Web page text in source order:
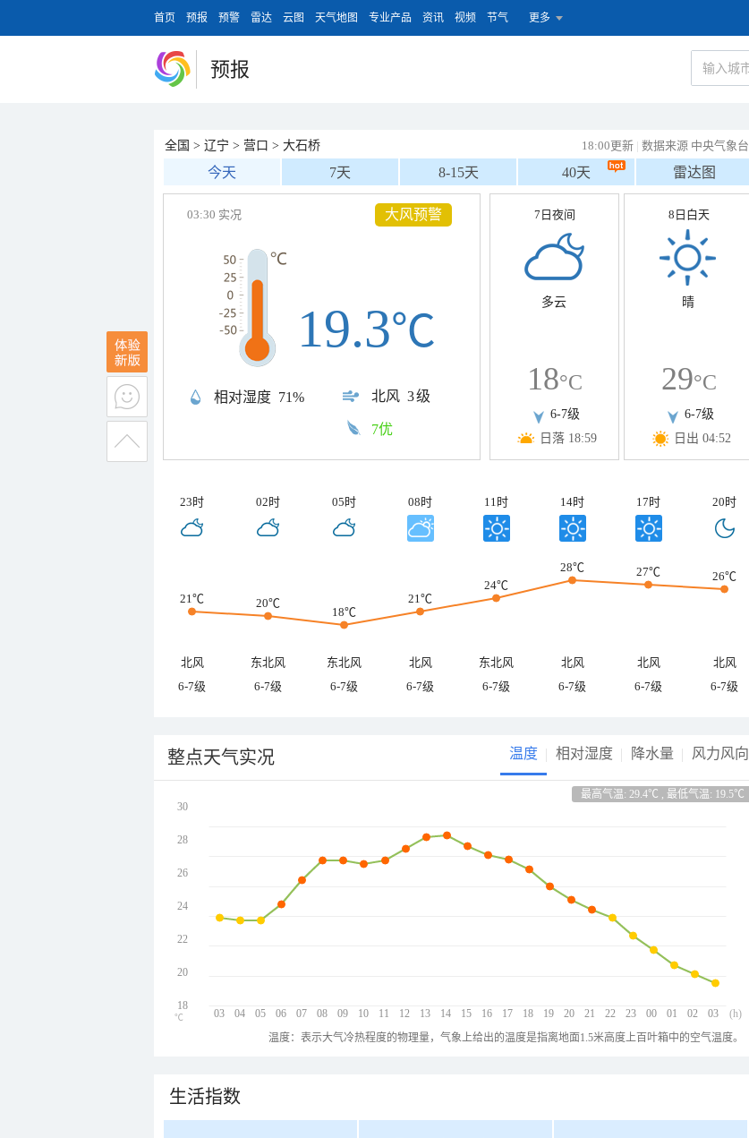
首页 预报 预警 雷达 云图 天气地图 专业产品 资讯 视频 节气 更多
预报
全国 > 辽宁 > 营口 > 大石桥 18:00更新 | 数据来源 中央气象台
今天 7天 8-15天 40天 雷达图
大风预警
03:30 实况
相对湿度 71% 北风 3级
19.3℃
7优
7日夜间
多云
18°C
6-7级
日落 18:59
8日白天
晴
29°C
6-7级
日出 04:52
23时 02时 05时 08时 11时 14时 17时 20时
21℃ 20℃
18℃
21℃
24℃
28℃ 27℃ 26℃
北风 东北风 东北风 北风 东北风 北风 北风
北风
6-7级
6-7级 6-7级 6-7级 6-7级 6-7级 6-7级 6-7级
整点天气实况 温度 相对湿度 降水量 风力风向
最高气温: 29.4℃ , 最低气温: 19.5℃
03 04 05 06 07 08 09 10 11 12 13 14 15 16 17 18 19 20 21 22 23 00 01 02 03
30
28
26
24
22
20
18
(h)
℃
温度：表示大气冷热程度的物理量，气象上给出的温度是指离地面1.5米高度上百叶箱中的空气温度。
生活指数